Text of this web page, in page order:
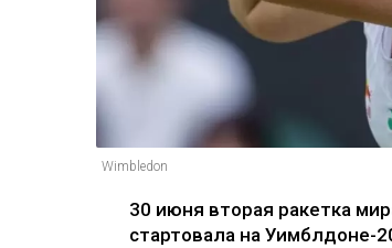
Wimbledon
30 июня вторая ракетка
стартовала на Уимблдоне-